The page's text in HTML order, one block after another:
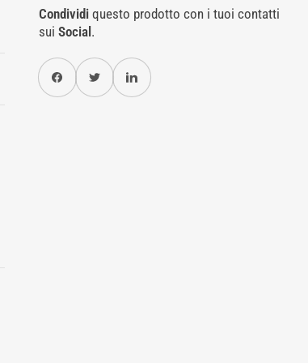
Condividiquesto prodotto con i tuoi contatti
sui Social .
Condividi su FacebookTwitterCondividi su Pinterest